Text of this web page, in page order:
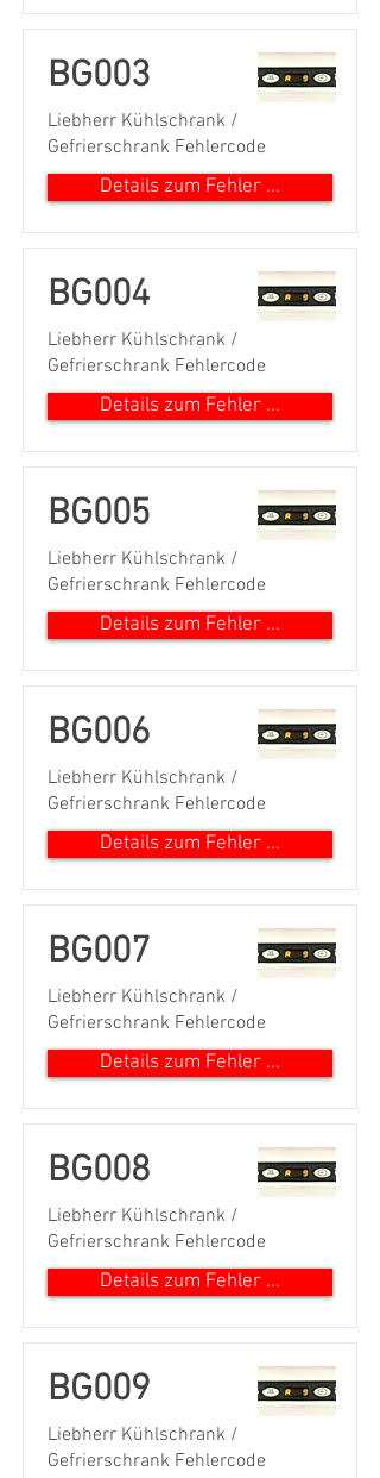
BG003
Liebherr Kühlschrank /
Gefrierschrank Fehlercode
Details zum Fehler ...
BG004
Liebherr Kühlschrank /
Gefrierschrank Fehlercode
Details zum Fehler ...
BG005
Liebherr Kühlschrank /
Gefrierschrank Fehlercode
Details zum Fehler ...
BG006
Liebherr Kühlschrank /
Gefrierschrank Fehlercode
Details zum Fehler ...
BG007
Liebherr Kühlschrank /
Gefrierschrank Fehlercode
Details zum Fehler ...
BG008
Liebherr Kühlschrank /
Gefrierschrank Fehlercode
Details zum Fehler ...
BG009
Liebherr Kühlschrank /
Gefrierschrank Fehlercode